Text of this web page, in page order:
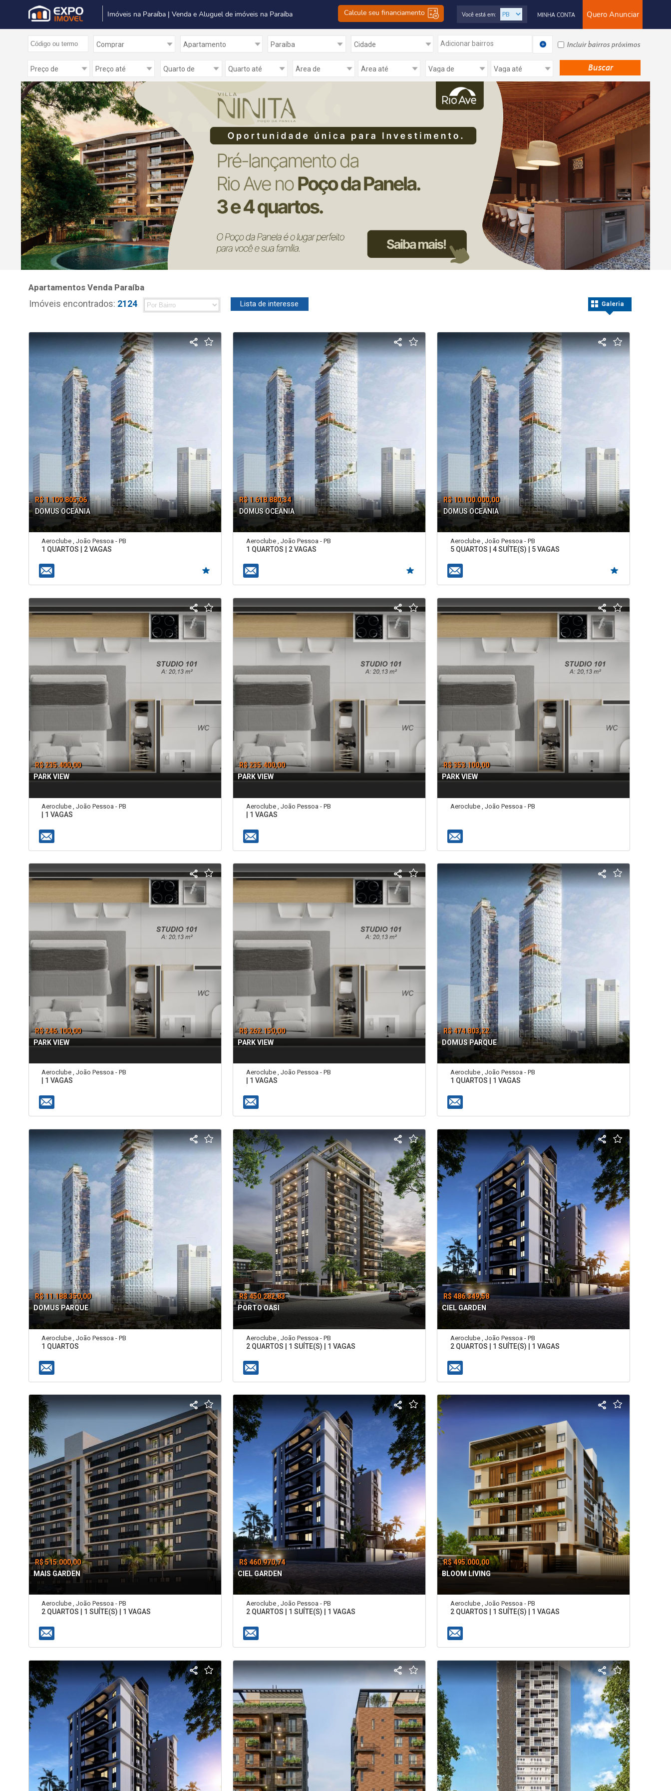
Imóveis na Paraíba | Venda e Aluguel de imóveis na Paraíba Calcule seu financiamento Quero Anunciar
MINHA CONTA
Você está em:
Adicionar bairros Incluir bairros próximos
Apartamentos Venda Paraíba
Imóveis encontrados: 2124 Lista de interesse
R$ 1.109.805,06
DOMUS OCEANIA
Aeroclube , João Pessoa - PB
1 QUARTOS | 2 VAGAS
R$ 1.618.880,34
DOMUS OCEANIA
Aeroclube , João Pessoa - PB
1 QUARTOS | 2 VAGAS
R$ 10.100.000,00
DOMUS OCEANIA
Aeroclube , João Pessoa - PB
5 QUARTOS | 4 SUÍTE(S) | 5 VAGAS
R$ 235.400,00
PARK VIEW
Aeroclube , João Pessoa - PB
| 1 VAGAS
R$ 235.400,00
PARK VIEW
Aeroclube , João Pessoa - PB
| 1 VAGAS
R$ 353.100,00
PARK VIEW
Aeroclube , João Pessoa - PB
R$ 246.100,00
PARK VIEW
Aeroclube , João Pessoa - PB
| 1 VAGAS
R$ 262.150,00
PARK VIEW
Aeroclube , João Pessoa - PB
| 1 VAGAS
R$ 474.803,22
DOMUS PARQUE
Aeroclube , João Pessoa - PB
1 QUARTOS | 1 VAGAS
R$ 11.188.350,00
DOMUS PARQUE
Aeroclube , João Pessoa - PB
1 QUARTOS
R$ 450.282,83
PORTO OASI
Aeroclube , João Pessoa - PB
2 QUARTOS | 1 SUÍTE(S) | 1 VAGAS
R$ 486.349,58
CIEL GARDEN
Aeroclube , João Pessoa - PB
2 QUARTOS | 1 SUÍTE(S) | 1 VAGAS
R$ 515.000,00
MAIS GARDEN
Aeroclube , João Pessoa - PB
2 QUARTOS | 1 SUÍTE(S) | 1 VAGAS
R$ 460.970,74
CIEL GARDEN
Aeroclube , João Pessoa - PB
2 QUARTOS | 1 SUÍTE(S) | 1 VAGAS
R$ 495.000,00
BLOOM LIVING
Aeroclube , João Pessoa - PB
2 QUARTOS | 1 SUÍTE(S) | 1 VAGAS